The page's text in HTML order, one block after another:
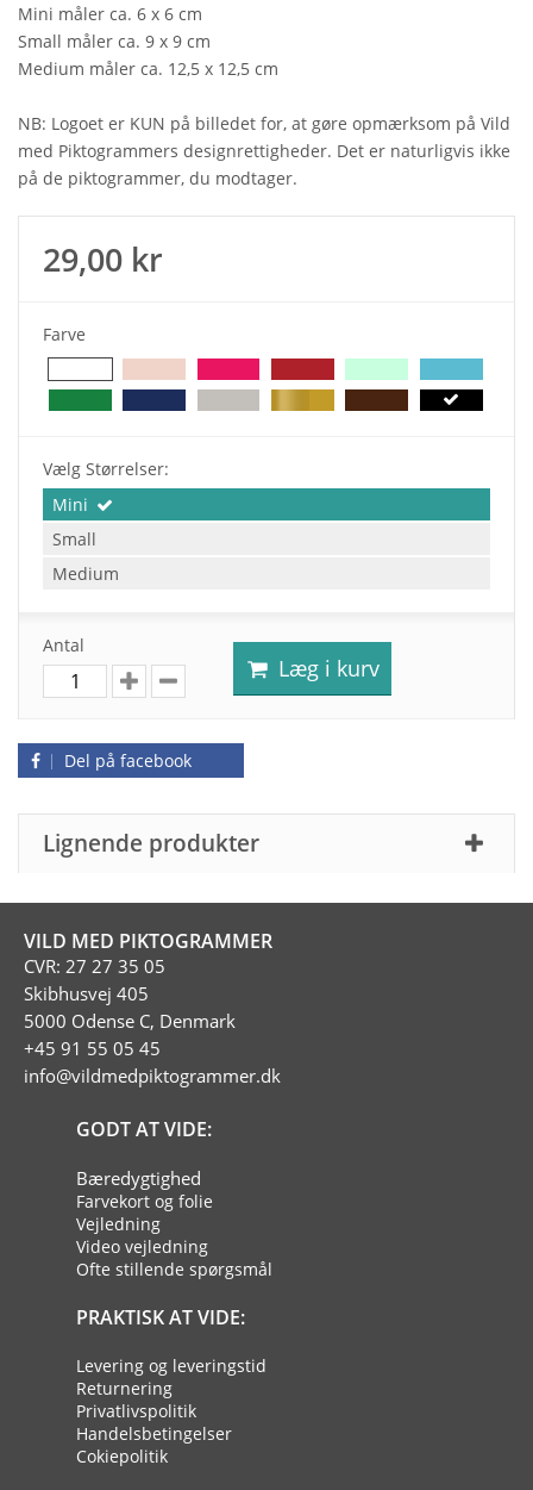
Mini måler ca. 6 x 6 cm
Small måler ca. 9 x 9 cm
Medium måler ca. 12,5 x 12,5 cm
NB: Logoet er KUN på billedet for, at gøre opmærksom på Vild
med Piktogrammers designrettigheder. Det er naturligvis ikke
på de piktogrammer, du modtager.
29,00 kr
Farve
Vælg Størrelser:
Mini
Small
Medium
Antal
Læg i kurv
Del på facebook
Lignende produkter
VILD MED PIKTOGRAMMER
CVR: 27 27 35 05
Skibhusvej 405
5000 Odense C, Denmark
+45 91 55 05 45
info@vildmedpiktogrammer.dk
GODT AT VIDE:
Bæredygtighed
Farvekort og folie
Vejledning
Video vejledning
Ofte stillende spørgsmål
PRAKTISK AT VIDE:
Levering og leveringstid
Returnering
Privatlivspolitik
Handelsbetingelser
Cokiepolitik